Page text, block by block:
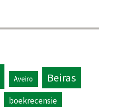
Aveiro Beiras
boekrecensie